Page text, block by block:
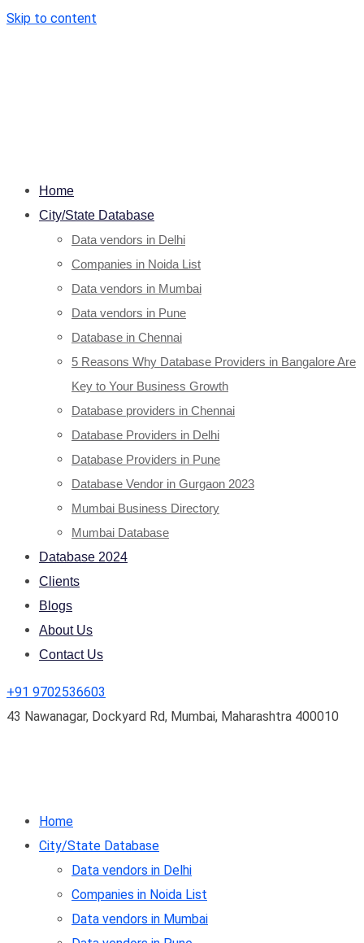
Skip to content
Home
City/State Database
Data vendors in Delhi
Companies in Noida List
Data vendors in Mumbai
Data vendors in Pune
Database in Chennai
5 Reasons Why Database Providers in Bangalore Are
Key to Your Business Growth
Database providers in Chennai
Database Providers in Delhi
Database Providers in Pune
Database Vendor in Gurgaon 2023
Mumbai Business Directory
Mumbai Database
Database 2024
Clients
Blogs
About Us
Contact Us
+91 9702536603
43 Nawanagar, Dockyard Rd, Mumbai, Maharashtra 400010
Home
City/State Database
Data vendors in Delhi
Companies in Noida List
Data vendors in Mumbai